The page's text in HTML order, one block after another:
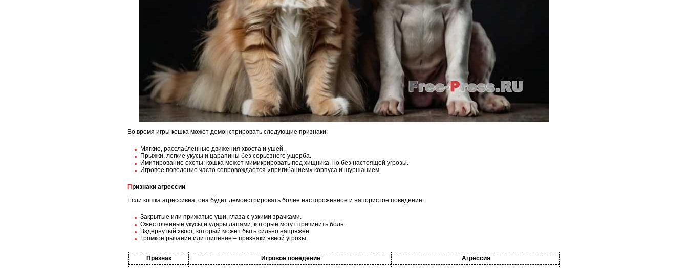
Во время игры кошка может демонстрировать следующие признаки:
Мягкие, расслабленные движения хвоста и ушей.
Прыжки, легкие укусы и царапины без серьезного ущерба.
Имитирование охоты: кошка может мимикрировать под хищника, но без настоящей угрозы.
Игровое поведение часто сопровождается «пригибанием» корпуса и шуршанием.
Признаки агрессии
Если кошка агрессивна, она будет демонстрировать более настороженное и напористое поведение:
Закрытые или прижатые уши, глаза с узкими зрачками.
Ожесточенные укусы и удары лапами, которые могут причинить боль.
Вздернутый хвост, который может быть сильно напряжен.
Громкое рычание или шипение – признаки явной угрозы.
Признак Игровое поведение Агрессия